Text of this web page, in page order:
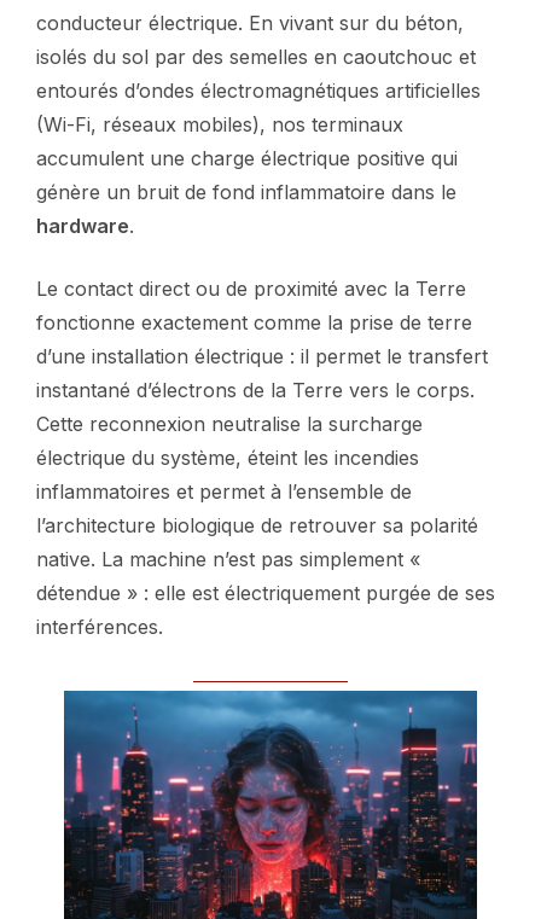
conducteur électrique. En vivant sur du béton,
isolés du sol par des semelles en caoutchouc et
entourés d’ondes électromagnétiques artificielles
(Wi-Fi, réseaux mobiles), nos terminaux
accumulent une charge électrique positive qui
génère un bruit de fond inflammatoire dans le
hardware.
Le contact direct ou de proximité avec la Terre
fonctionne exactement comme la prise de terre
d’une installation électrique : il permet le transfert
instantané d’électrons de la Terre vers le corps.
Cette reconnexion neutralise la surcharge
électrique du système, éteint les incendies
inflammatoires et permet à l’ensemble de
l’architecture biologique de retrouver sa polarité
native. La machine n’est pas simplement «
détendue » : elle est électriquement purgée de ses
interférences.